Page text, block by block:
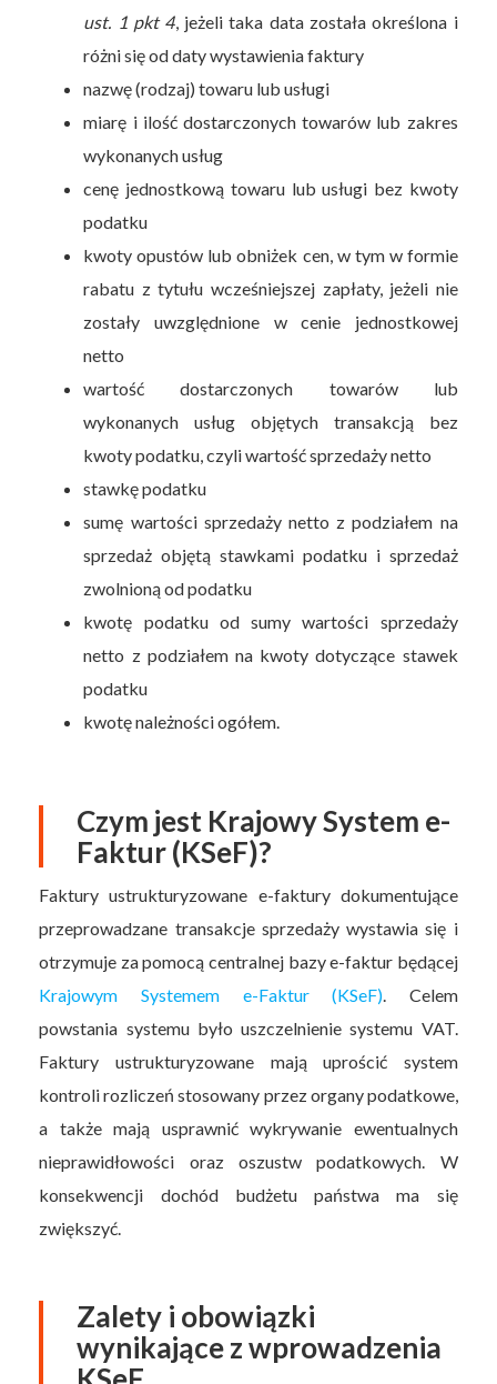
ust. 1 pkt 4, jeżeli taka data została określona i
różni się od daty wystawienia faktury
nazwę (rodzaj) towaru lub usługi
miarę i ilość dostarczonych towarów lub zakres
wykonanych usług
cenę jednostkową towaru lub usługi bez kwoty
podatku
kwoty opustów lub obniżek cen, w tym w formie
rabatu z tytułu wcześniejszej zapłaty, jeżeli nie
zostały uwzględnione w cenie jednostkowej
netto
wartość dostarczonych towarów lub
wykonanych usług objętych transakcją bez
kwoty podatku, czyli wartość sprzedaży netto
stawkę podatku
sumę wartości sprzedaży netto z podziałem na
sprzedaż objętą stawkami podatku i sprzedaż
zwolnioną od podatku
kwotę podatku od sumy wartości sprzedaży
netto z podziałem na kwoty dotyczące stawek
podatku
kwotę należności ogółem.
Czym jest Krajowy System e-
Faktur (KSeF)?
Faktury ustrukturyzowane e-faktury dokumentujące
przeprowadzane transakcje sprzedaży wystawia się i
otrzymuje za pomocą centralnej bazy e-faktur będącej
Krajowym Systemem e-Faktur (KSeF) . Celem
powstania systemu było uszczelnienie systemu VAT.
Faktury ustrukturyzowane mają uprościć system
kontroli rozliczeń stosowany przez organy podatkowe,
a także mają usprawnić wykrywanie ewentualnych
nieprawidłowości oraz oszustw podatkowych. W
konsekwencji dochód budżetu państwa ma się
zwiększyć.
Zalety i obowiązki
wynikające z wprowadzenia